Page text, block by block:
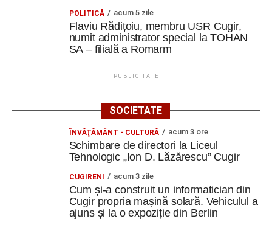
POLITICĂ acum 5 zile
Flaviu Rădițoiu, membru USR Cugir,
numit administrator special la TOHAN
SA – filială a Romarm
PUBLICITATE
SOCIETATE
ÎNVĂŢĂMÂNT - CULTURĂ acum 3 ore
Schimbare de directori la Liceul
Tehnologic „Ion D. Lăzărescu” Cugir
CUGIRENI acum 3 zile
Cum și-a construit un informatician din
Cugir propria mașină solară. Vehiculul a
ajuns și la o expoziție din Berlin